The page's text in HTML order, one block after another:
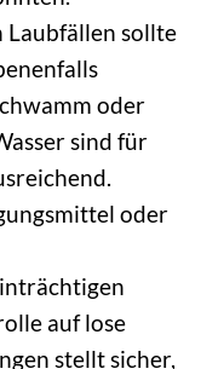
Laubfällen sollte
oder
sind für
oder
auf lose
stellt sicher,